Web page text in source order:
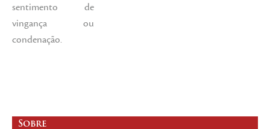
sentimento de
vingança ou
condenação.
Sobre